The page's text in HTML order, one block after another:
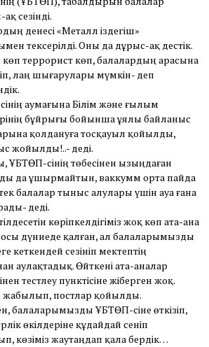
сезінді.
денесі «Металл іздегіш»
тексерілді. Оны да дұрыс-ақ дестік.
көп террорист көп, балалардың арасына
лаң шығарулары мүмкін- деп
аумағына Білім және ғылым
бұйрығы бойынша ұялы байланыс
қолдануға тосқауыл қойылды,
жойылды!..- деді.
ҰБТӨП-сінің төбесінен ызыңдаған
да ұшырмайтын, ваккумм орта пайда
балалар тыныс алулары үшін ауа ғана
деді.
көріпкелдігіміз жоқ көп ата-ана
осы дүниеде қалған, ал балаларымызды
кеткендей сезініп мектептің
аулақтадық. Өйткені ата-аналар
тестлеу пунктісіне жіберген жоқ.
постлар қойылды.
балаларымызды ҰБТӨП-сіне өткізіп,
өкілдеріне құдайдай сеніп
көзіміз жаутаңдап қала бердік…